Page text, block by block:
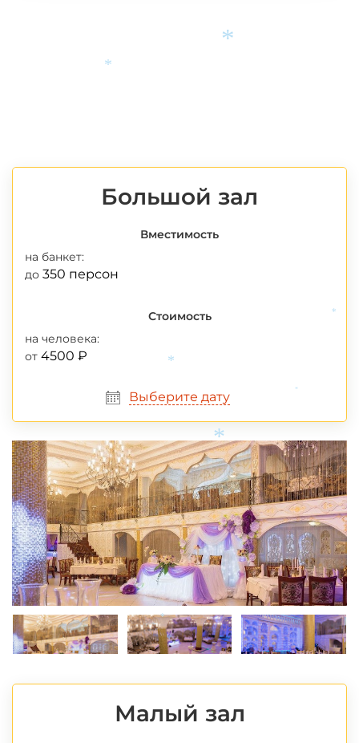
Большой зал
Вместимость
на банкет:
до 350 персон
Стоимость
на человека:
от 4500 ₽
Выберите дату
Малый зал
*
*